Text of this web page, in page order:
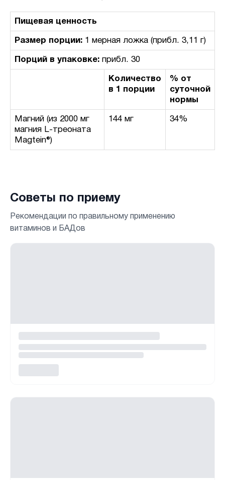
Пищевая ценность
Размер порции: 1 мерная ложка (прибл. 3,11 г)
Порций в упаковке: прибл. 30
Количество
в 1 порции
% от
суточной
нормы
Магний (из 2000 мг
магния L-треоната
Magtein®)
144 мг 34%
Советы по приему
Рекомендации по правильному применению
витаминов и БАДов